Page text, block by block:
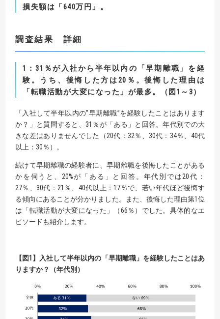
損失額は「640万円」。
調査結果 詳細
1 ：31 ％が入社から半年以内の「早期離職」を経
験。 うち、後悔した方は20 ％。後悔した理由は
「転職活動が大変になった」が最多。（図 1 ～ 3）
「入社して半年以内の”早期離職”を経験したことはあります
か？」と質問すると、31％が「ある」と回答。年代別での大
きな差はありませんでした（20代：32％、30代：34％、40代
以上：30％）。
続けて早期離職の経験者に、早期離職を後悔したことがある
かを伺うと、20%が「ある」と回答。年代別では20代：
27％、30代：21％、40代以上：17％で、若い年代ほど後悔す
る傾向にあることが分かりました。また、後悔した理由第1位
は「転職活動が大変になった」（66％）でした。具体的なエ
ピソードも紹介します。
【 図1】
入社して半年以内の「早期離職」を経験したことはあ
りますか？（年代別）